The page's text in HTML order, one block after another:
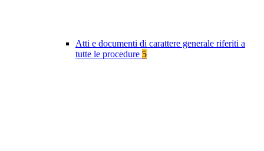
Atti e documenti di carattere generale riferiti a
tutte le procedure 5